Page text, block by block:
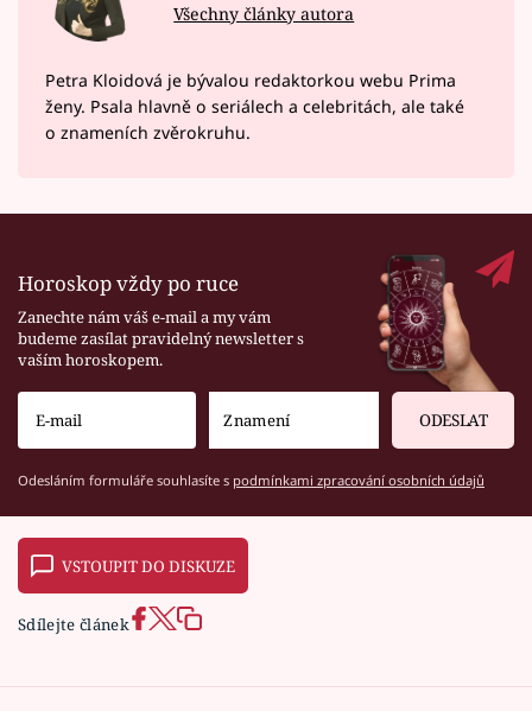
Všechny články autora
Petra Kloidová je bývalou redaktorkou webu Prima
ženy. Psala hlavně o seriálech a celebritách, ale také
o znameních zvěrokruhu.
Horoskop vždy po ruce
Zanechte nám váš e-mail a my vám
budeme zasílat pravidelný newsletter s
vaším horoskopem.
ODESLAT
Odesláním formuláře souhlasíte s podmínkami zpracování osobních údajů
VSTOUPIT DO DISKUZE
Sdílejte článek